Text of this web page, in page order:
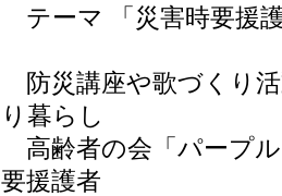
テーマ 「災害時要援
防災講座や歌づくり
り暮らし
高齢者の会「パープ
要援護者